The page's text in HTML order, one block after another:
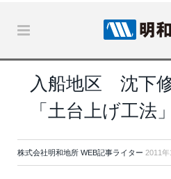
入船地区 沈下
「土台上げ工法」
株式会社明和地所 WEB記事ライター 2011年